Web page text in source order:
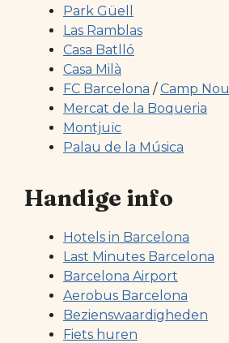
Park Güell
Las Ramblas
Casa Batlló
Casa Milà
FC Barcelona /Camp Nou
Mercat de la Boqueria
Montjuïc
Palau de la Música
Handige info
Hotels in Barcelona
Last Minutes Barcelona
Barcelona Airport
Aerobus Barcelona
Bezienswaardigheden
Fiets huren